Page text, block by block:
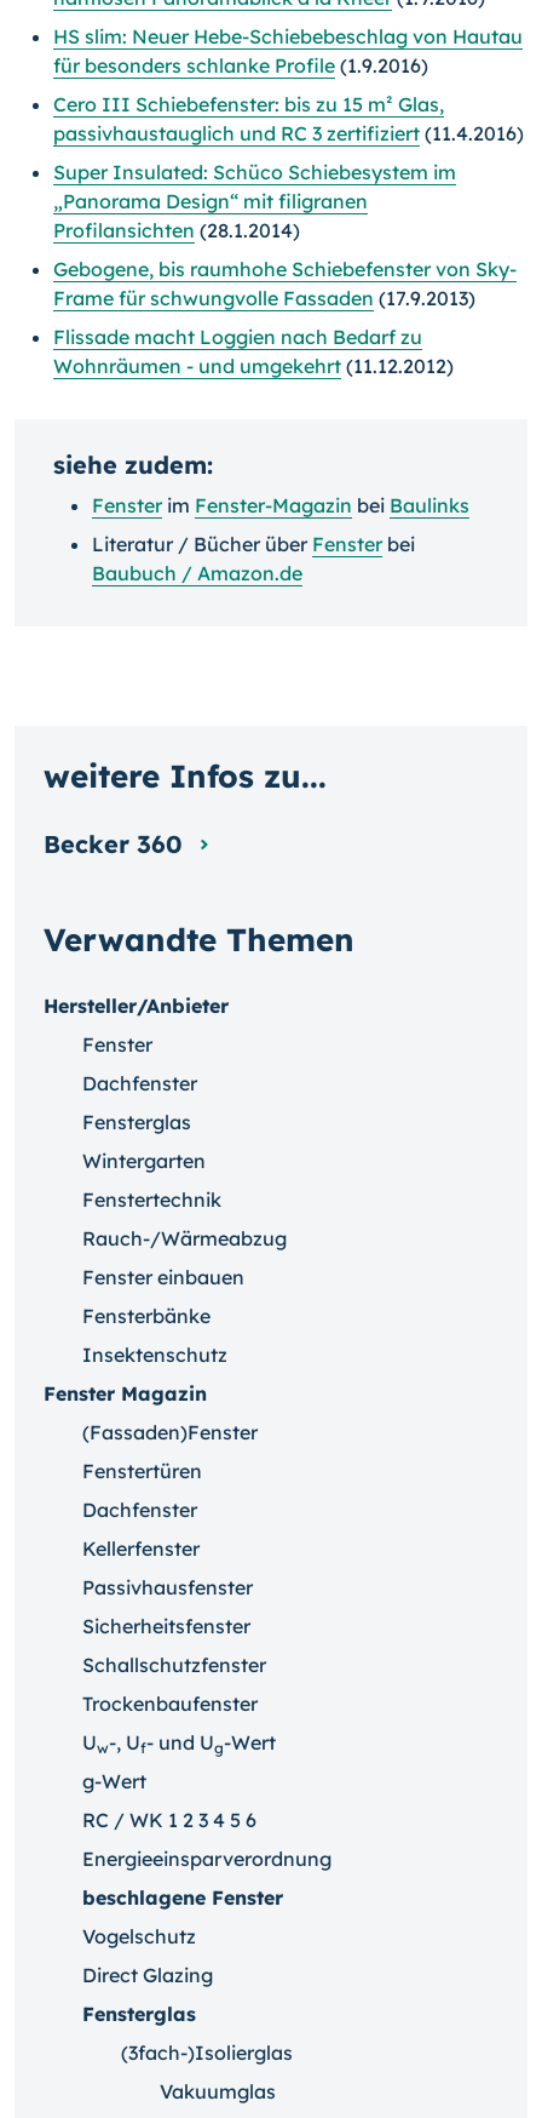
HS slim: Neuer Hebe-Schiebebeschlag von Hautau
für besonders schlanke Profile (1.9.2016)
Cero III Schiebefenster: bis zu 15 m² Glas,
passivhaustauglich und RC 3 zertifiziert (11.4.2016)
Super Insulated: Schüco Schiebesystem im
„Panorama Design“ mit filigranen
Profilansichten (28.1.2014)
Gebogene, bis raumhohe Schiebefenster von Sky-
Frame für schwungvolle Fassaden (17.9.2013)
Flissade macht Loggien nach Bedarf zu
Wohnräumen - und umgekehrt (11.12.2012)
siehe zudem:
Fensterim Fenster-Magazin bei Baulinks
Literatur / Bücher über Fensterbei
Baubuch / Amazon.de
Verwandte Themen
Hersteller/Anbieter
Fenster
Dachfenster
Fensterglas
Wintergarten
Fenstertechnik
Rauch-/Wärmeabzug
Fenster einbauen
Fensterbänke
Insektenschutz
Fenster Magazin
(Fassaden)Fenster
Fenstertüren
Dachfenster
Kellerfenster
Passivhausfenster
Sicherheitsfenster
Schallschutzfenster
Trockenbaufenster
Uw-, Uf- und Ug-Wert
g-Wert
RC / WK 1 2 3 4 5 6
Energieeinsparverordnung
beschlagene Fenster
Vogelschutz
Direct Glazing
Fensterglas
(3fach-)Isolierglas
Vakuumglas
weitere Infos zu...
Becker 360